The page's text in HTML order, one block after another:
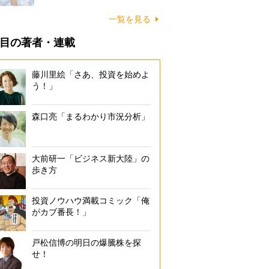
一覧を見る
の著者・連載
藤川里絵「さあ、投資を始めよ
う！」
森口亮「まるわかり市況分析」
大前研一「ビジネス新大陸」の
歩き方
投資ノウハウ満載コミック「俺
がカブ番長！」
戸松信博の明日の爆騰株を探
せ！